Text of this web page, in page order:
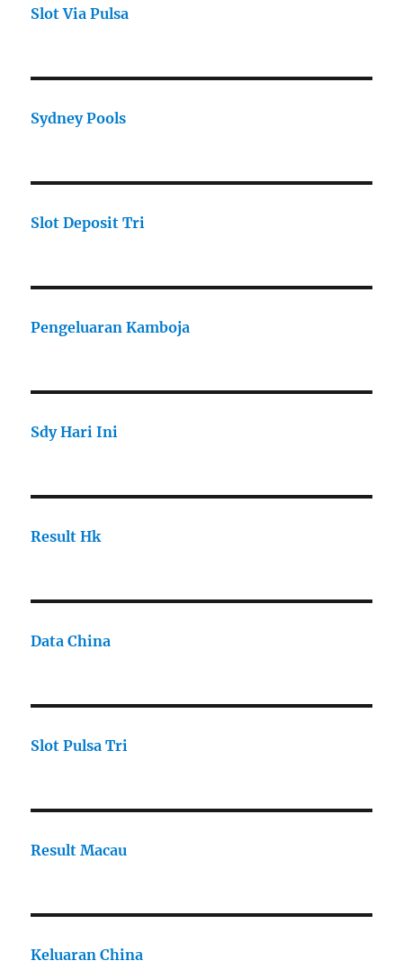
Slot Via Pulsa
Sydney Pools
Slot Deposit Tri
Pengeluaran Kamboja
Sdy Hari Ini
Result Hk
Data China
Slot Pulsa Tri
Result Macau
Keluaran China